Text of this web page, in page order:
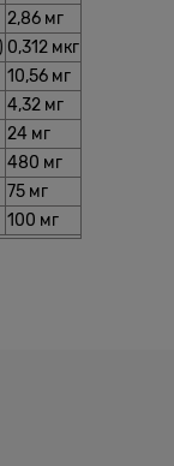
2,86 мг
0,312 мкг
10,56 мг
4,32 мг
24 мг
480 мг
75 мг
100 мг